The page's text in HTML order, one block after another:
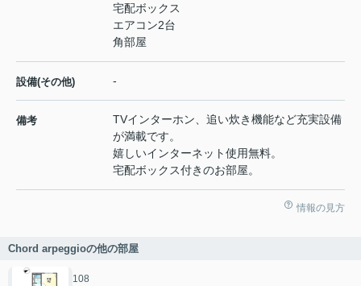
宅配ボックス
エアコン2台
角部屋
設備(その他) -
備考
TVインターホン、追い炊き機能など充実設備
が満載です。
嬉しいインターネット使用無料。
宅配ボックス付きのお部屋。
情報の見方
Chord arpeggioの他の部屋
108